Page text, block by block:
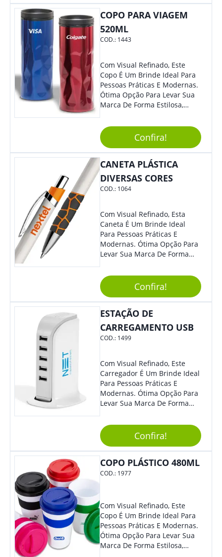
Eficiente E Ágil, Ideal Para
Quem Busca Praticidade No
Dia A Dia. Personalize-O Com
Sua Marca E Tenha Ainda
Mais Destaque Em Eventos E
COPO PARA VIAGEM
520ML
COD.: 1443
Com Visual Refinado, Este
Copo É Um Brinde Ideal Para
Pessoas Práticas E Modernas.
Ótima Opção Para Levar Sua
Marca De Forma Estilosa,
Empresa Em Eventos,
Reuniões Corporativas Ou Até
Mesmo Para Presentear
Colaboradores.
Confira!
CANETA PLÁSTICA
DIVERSAS CORES
COD.: 1064
Com Visual Refinado, Esta
Caneta É Um Brinde Ideal
Para Pessoas Práticas E
Modernas. Ótima Opção Para
Levar Sua Marca De Forma
Sua Empresa Em Eventos,
Reuniões Corporativas Ou Até
Mesmo Para Presentear
Colaboradores E Parceiros De
Sua Empresa.
Confira!
ESTAÇÃO DE
CARREGAMENTO USB
COD.: 1499
Com Visual Refinado, Este
Carregador É Um Brinde Ideal
Para Pessoas Práticas E
Modernas. Ótima Opção Para
Levar Sua Marca De Forma
Sua Empresa Em Eventos,
Reuniões Corporativas Ou Até
Mesmo Para Presentear
Colaboradores E Parceiros De
Sua Empresa.
Confira!
COPO PLÁSTICO 480ML
COD.: 1977
Com Visual Refinado, Este
Copo É Um Brinde Ideal Para
Pessoas Práticas E Modernas.
Ótima Opção Para Levar Sua
Marca De Forma Estilosa,